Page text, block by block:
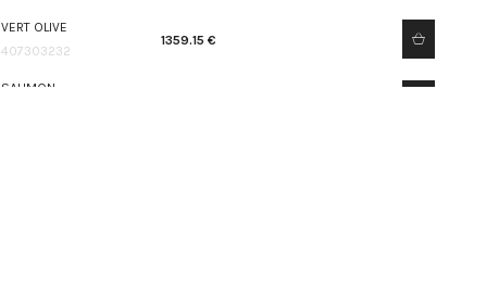
VERT OLIVE
407303232
1359.15 €
SAUMON